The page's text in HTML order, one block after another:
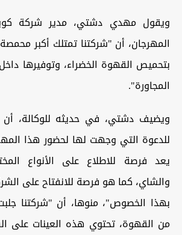
ويقول مهدي دشتي، مدير شركة
المهرجان، أن "شركتنا تمتلك أكبر
بتحميص القهوة الخضراء، وتوفيرها
المجاورة".
ويضيف دشتي، في حديثه للوكالة، أن
للدعوة التي وجهت لها لحضور هذا
يعد فرصة للاطلاع على الأنواع
والشاي، كما هو فرصة للانفتاح على
بهذا الخصوص"، منوها، أن "شركتنا
من القهوة، تحتوي هذه العينات على